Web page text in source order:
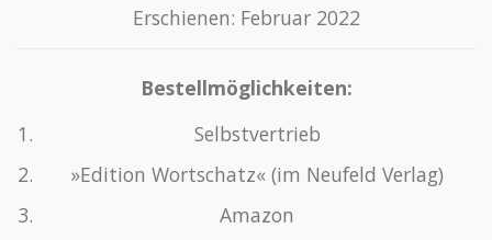
Erschienen: Februar 2022
Bestellmöglichkeiten:
Selbstvertrieb
»Edition Wortschatz« (im Neufeld Verlag)
Amazon